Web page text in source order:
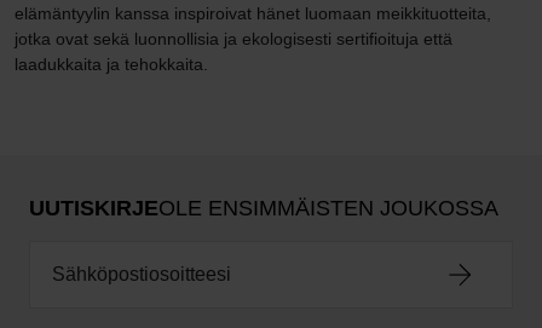
elämäntyylin kanssa inspiroivat hänet luomaan meikkituotteita,
jotka ovat sekä luonnollisia ja ekologisesti sertifioituja että
laadukkaita ja tehokkaita.
UUTISKIRJEOLE ENSIMMÄISTEN JOUKOSSA